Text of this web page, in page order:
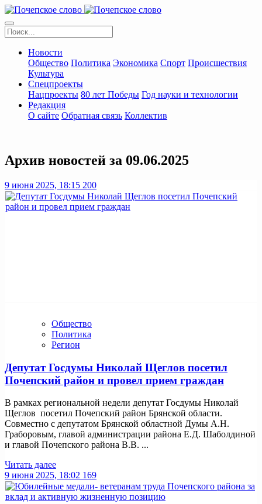
Новости
Общество Политика Экономика Спорт Происшествия
Культура
Спецпроекты
Нацпроекты 80 лет Победы Год науки и технологии
Редакция
О сайте Обратная связь Коллектив
Архив новостей за 09.06.2025
9 июня 2025, 18:15 200
Общество
Политика
Регион
Депутат Госдумы Николай Щеглов посетил
Почепский район и провел прием граждан
В рамках региональной недели депутат Госдумы Николай
Щеглов посетил Почепский район Брянской области.
Совместно с депутатом Брянской областной Думы А.Н.
Граборовым, главой администрации района Е.Д. Шаболдиной
и главой Почепского района В.В. ...
Читать далее
9 июня 2025, 18:02 169